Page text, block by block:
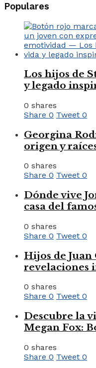
Populares
Los hijos de
y legado
0 shares
Share 0 Tweet 0
Georgina
origen y
0 shares
Share 0 Tweet 0
Dónde vive
casa del
0 shares
Share 0 Tweet 0
Hijos de Juan
revelaciones
0 shares
Share 0 Tweet 0
Descubre la
Megan Fox:
0 shares
Share 0 Tweet 0